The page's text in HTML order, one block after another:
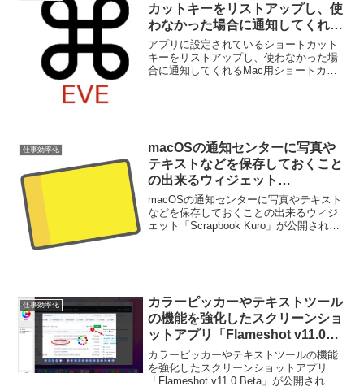
カットキーをリストアップし、使
わなかった場合に通知してくれる
Mac用ショートカットキー学習ア
プリ「EVE」が無料化。
アプリに設定されているショートカット
キーをリストアップし、使わなかった場
合に通知してくれるMac用ショートカッ
仕事効率化
macOSの通知センターに写真や
テキストなどを保存しておくこと
の出来るウィジェット
「Scrapbook Kuro」がリリー
ス。
macOSの通知センターに写真やテキスト
などを保存しておくことの出来るウィジ
ェット「Scrapbook Kuro」が公開されて
仕事効率化
カラーピッカーやテキストツール
の機能を強化したスクリーンショ
ットアプリ「Flameshot v11.0
Beta」が公開。
カラーピッカーやテキストツールの機能
を強化したスクリーンショットアプリ
「Flameshot v11.0 Beta」が公開されて